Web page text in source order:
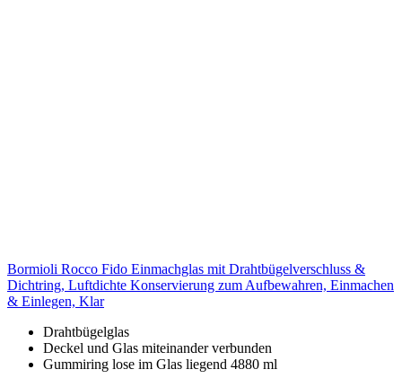
Bormioli Rocco Fido Einmachglas mit Drahtbügelverschluss &
Dichtring, Luftdichte Konservierung zum Aufbewahren, Einmachen
& Einlegen, Klar
Drahtbügelglas
Deckel und Glas miteinander verbunden
Gummiring lose im Glas liegend 4880 ml